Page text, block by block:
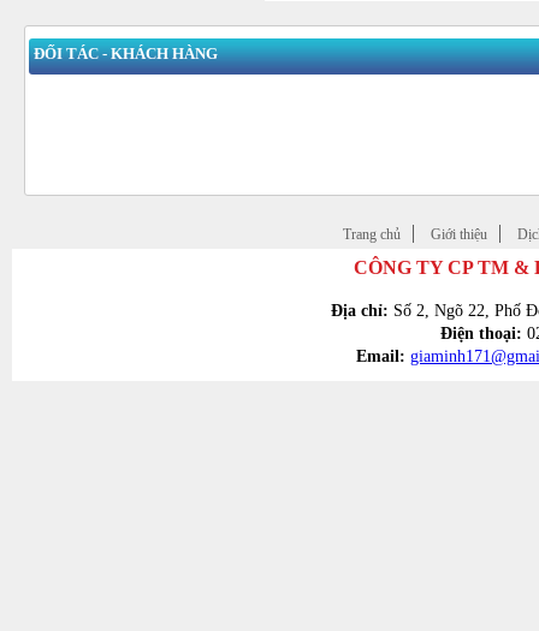
ĐỐI TÁC - KHÁCH HÀNG
Trang chủ Giới thiệu
CÔNG TY CP TM &
Địa chỉ: Số 2, Ngõ 22, Phố
Điện thoại:
Email: